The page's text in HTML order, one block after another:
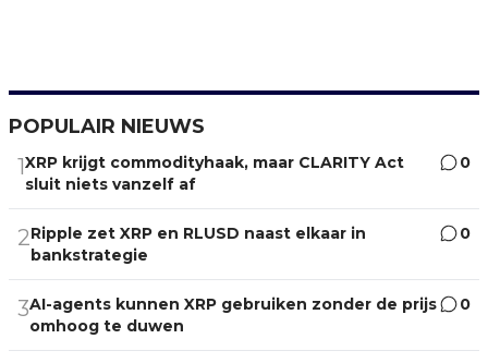
POPULAIR NIEUWS
1XRP krijgt commodityhaak, maar CLARITY Act
sluit niets vanzelf af
0
2Ripple zet XRP en RLUSD naast elkaar in
bankstrategie
0
3AI-agents kunnen XRP gebruiken zonder de prijs
omhoog te duwen
0